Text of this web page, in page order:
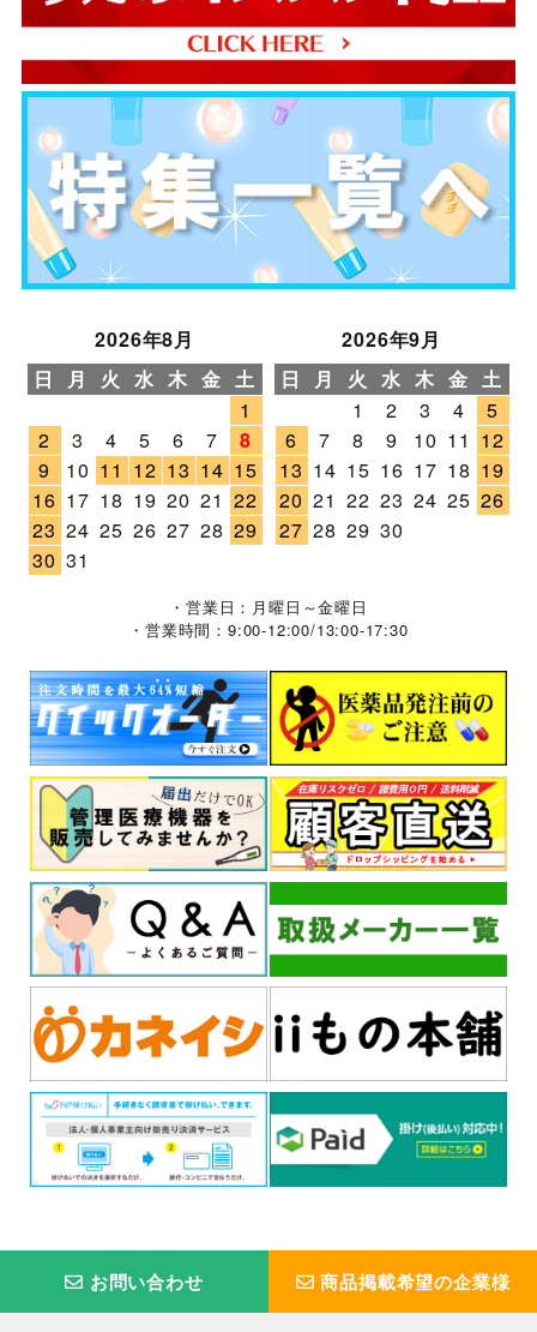
2026年8月
日
月 火 水 木 金 土
1
2
3 4 5 6 7
8
9
10 11 12 13 14 15
16 17 18 19 20 21 22
23 24 25 26 27 28 29
30 31
2026年9月
日
月 火 水 木 金 土
1
2 3 4
5
6
7 8 9 10 11 12
13 14 15 16 17 18 19
20 21 22 23 24 25 26
27 28 29 30
・営業日：月曜日～金曜日
・営業時間：9:00-12:00/13:00-17:30
お問い合わせ 商品掲載希望の企業様